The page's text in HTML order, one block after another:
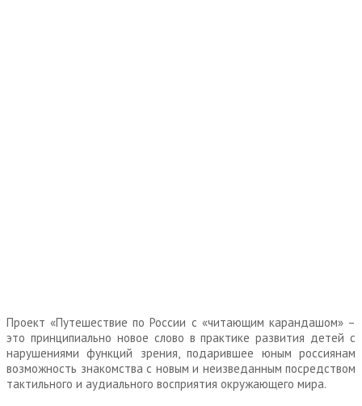
Проект «Путешествие по России с «читающим карандашом» –
это принципиально новое слово в практике развития детей с
нарушениями функций зрения, подарившее юным россиянам
возможность знакомства с новым и неизведанным посредством
тактильного и аудиального восприятия окружающего мира.